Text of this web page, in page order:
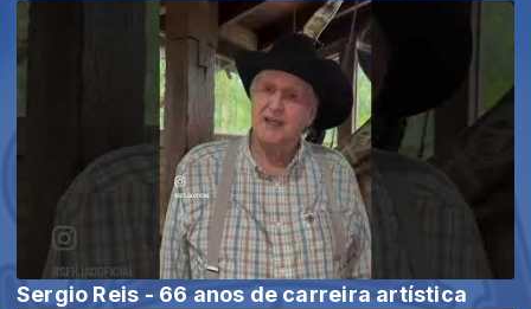
Sergio Reis - 66 anos de carreira artística